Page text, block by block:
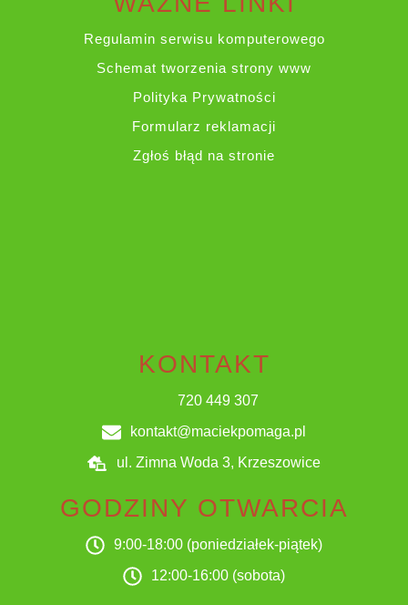
Regulamin serwisu komputerowego
Schemat tworzenia strony www
Polityka Prywatności
Formularz reklamacji
Zgłoś błąd na stronie
KONTAKT
720 449 307
kontakt@maciekpomaga.pl
ul. Zimna Woda 3, Krzeszowice
GODZINY OTWARCIA
9:00-18:00 (poniedziałek-piątek)
12:00-16:00 (sobota)